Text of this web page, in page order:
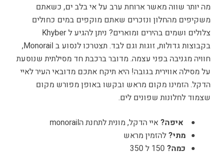
מה יותר שווה מאשר ארוחת ערב על אי בלב ים, כשאתם
משקיפים מהחלון ונזכרים שאתם מוקפים במים כחולים
צלולים ושמים בהירים ומוארים? ניתן להגיע ל Khyber
בקבוצות גדולות, זוגות וגם לבד. תצטרכו לנסוע ב Monorail,
חוויה מגניבה בפני עצמה. מדובר ברכבת חד מסילתית שנוסעת
על מסילה אווירית בגובה! היא תיקח אתכם מדובאי העיר לאיי
הדקל. הזמינו מקום מראש ובקשו באופן מפורש מקום
שצמוד לחלונות שפונים לים.
איפה?איי הדקל, מונית לתחנת הmonorail
מתי?להזמין מראש
כמה?150 ל 350